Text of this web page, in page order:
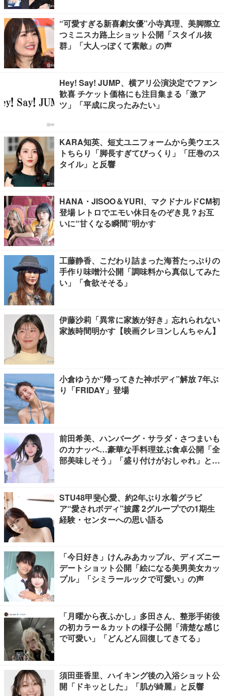
“可愛すぎる新喜劇女優”小寺真理、美脚際立
つミニスカ路上ショット公開「スタイル抜
群」「大人っぽくて素敵」の声
Hey! Say! JUMP、横アリ公演決定でファン
歓喜 チケット価格にも注目集まる「激ア
ツ」「平成に戻ったみたい」
KARA知英、短丈ユニフォームから美ウエス
トちらり「脚長すぎてびっくり」「圧巻のス
タイル」と反響
HANA・JISOO＆YURI、マクドナルドCM初
登場 レトロでエモい休日をのぞき見？お互
いに“甘くなる瞬間”明かす
工藤静香、こだわり詰まった海苔たっぷりの
手作り味噌汁公開「調味料から真似してみた
い」「食欲そそる」
伊藤沙莉「異常に家族が好き」忘れられない
家族時間明かす【映画クレヨンしんちゃん】
小倉ゆうか“帰ってきた神ボディ”解放 7年ぶ
り「FRIDAY」登場
前田希美、ハンバーグ・サラダ・さつまいも
のカナッペ…豪華な手料理並ぶ食卓公開「全
部美味しそう」「盛り付けがおしゃれ」と絶
STU48甲斐心愛、約2年ぶり水着グラビ
ア“愛されボディ”披露 2グループでの1期生
経験・センターへの思い語る
「今日好き」けんみあカップル、ディズニー
デートショット公開「絵になる美男美女カッ
プル」「シミラールックで可愛い」の声
「月曜から夜ふかし」多田さん、整形手術後
の初カラー＆カットの様子公開「清楚な感じ
で可愛い」「どんどん回復してきてる」
須田亜香里、ハイキング後の入浴ショット公
開「ドキッとした」「肌が綺麗」と反響